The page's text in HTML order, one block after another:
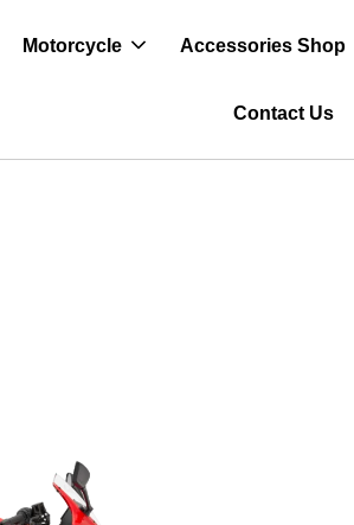
Motorcycle Accessories Shop
Contact Us